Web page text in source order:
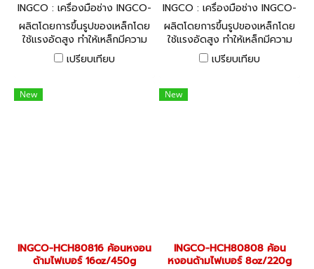
INGCO : เครื่องมือช่าง INGCO-
HBPH88024
ผลิตโดยการขึ้นรูปของเหล็กโดย
ใช้แรงอัดสูง ทำให้เหล็กมีความ
แน่น แข็งแรง ทนความร้อน
พร้อมด้ามจับไฟเบอร์ INGCO
เปรียบเทียบ
INGCO : เครื่องมือช่าง INGCO-
HBPH88016
ผลิตโดยการขึ้นรูปของเหล็กโดย
ใช้แรงอัดสูง ทำให้เหล็กมีความ
แน่น แข็งแรง ทนความร้อน
พร้อมด้ามจับไฟเบอร์ INGCO
เปรียบเทียบ
New
INGCO-HCH80816 ค้อนหงอน
ด้ามไฟเบอร์ 16oz/450g
New
INGCO-HCH80808 ค้อน
หงอนด้ามไฟเบอร์ 8oz/220g